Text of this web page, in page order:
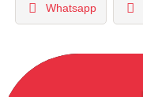
Whatsapp